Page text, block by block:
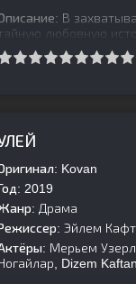
В
любовную
готовится жениться
Kovan
2019
Драма
Эйлем
Мерьем
Dizem